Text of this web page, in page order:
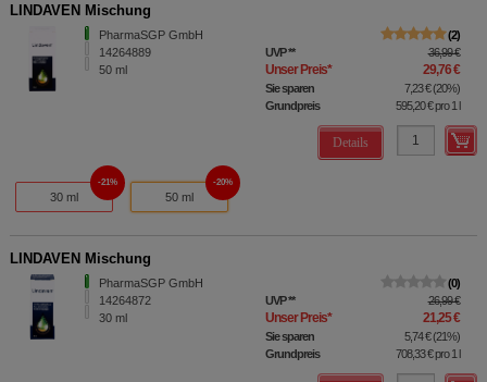
LINDAVEN Mischung
PharmaSGP GmbH
14264889
50 ml
2
UVP** 36,99 €
Unser Preis* 29,76 €
Sie sparen 7,23 €(20%)
Grundpreis
595,20 €pro 1 l
Details
30 ml
21%
50 ml
20%
LINDAVEN Mischung
PharmaSGP GmbH
14264872
30 ml
0
UVP** 26,99 €
Unser Preis* 21,25 €
Sie sparen 5,74 €(21%)
Grundpreis
708,33 €pro 1 l